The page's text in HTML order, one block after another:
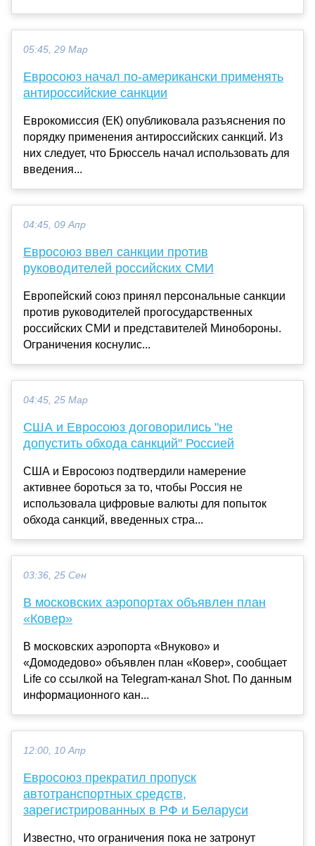
05:45, 29 Мар
Евросоюз начал по-американски применять
антироссийские санкции
Еврокомиссия (ЕК) опубликовала разъяснения по
порядку применения антироссийских санкций. Из
них следует, что Брюссель начал использовать для
введения...
04:45, 09 Апр
Евросоюз ввел санкции против
руководителей российских СМИ
Европейский союз принял персональные санкции
против руководителей прогосударственных
российских СМИ и представителей Минобороны.
Ограничения коснулис...
04:45, 25 Мар
США и Евросоюз договорились "не
допустить обхода санкций" Россией
США и Евросоюз подтвердили намерение
активнее бороться за то, чтобы Россия не
использовала цифровые валюты для попыток
обхода санкций, введенных стра...
03:36, 25 Сен
В московских аэропортах объявлен план
«Ковер»
В московских аэропорта «Внуково» и
«Домодедово» объявлен план «Ковер», сообщает
Life со ссылкой на Telegram-канал Shot. По данным
информационного кан...
12:00, 10 Апр
Евросоюз прекратил пропуск
автотранспортных средств,
зарегистрированных в РФ и Беларуси
Известно, что ограничения пока не затронут